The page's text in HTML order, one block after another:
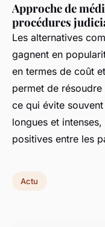
Approche de
procédures
Les alternatives
gagnent en
en termes de coût
permet de
ce qui évite
longues et
positives entre les
Actu